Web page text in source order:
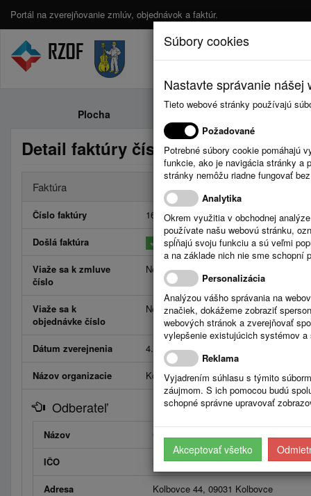
Portál na zverejňovanie zmlúv, objednávok a faktúr.
Plocha Zmluvy
Detail faktúry číslo 162/16
Faktúra
Číslo faktúry 162/16
Došlá faktúra
Viaže sa k zmluve
číslo
Neviaže
Viaže sa k
objednávke číslo
Neviaže
Dátum zverejnenia 4.12.2017
Názov organizacie Kolbovce
Odberateľ
Názov Obec Kolbovce
IČO 330558
Adresa Kolbovce 44, 09031 Kolbovce
Súbory cookies
Nastavte správanie
Tieto webové stránky používajú
Požadované
Potrebné súbory cookie pomáhajú
funkcie, ako je navigácia stránky a
stránky nemôžu riadne fungovať
Analytika
Okrem využitia v obchodnej
používate našu webovú stránku,
spĺňajú svoju funkciu a sú veľmi
a na základe nich nie sme schopní
Personalizácia
Analýzou vášho správania na
značiek, dokážeme zobraziť
webových stránok a zverejňovať
vylepšenie existujúcich systémov
Reklama
Vyjadrením súhlasu s týmito
záujmom. S ich pomocou budú
schopné správne upravovať
Akceptovať všetko